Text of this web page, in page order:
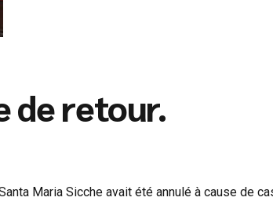
de retour.
Maria Sicche avait été annulé à cause de